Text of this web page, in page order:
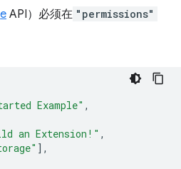
API）必须在 "permissions"
Example" ,
an Extension!" ,
],